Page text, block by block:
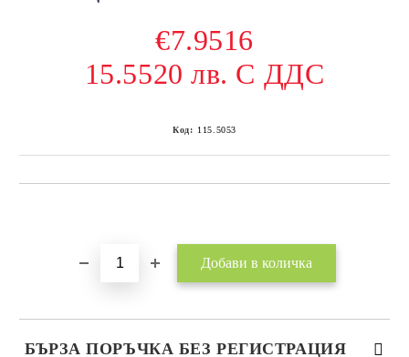
€7.9516
15.5520 лв. С ДДС
Код: 115.5053
БЪРЗА ПОРЪЧКА БЕЗ РЕГИСТРАЦИЯ